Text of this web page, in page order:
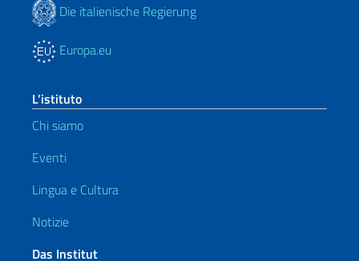
Die italienische Regierung
Europa.eu
L’istituto
Chi siamo
Eventi
Lingua e Cultura
Notizie
Das Institut